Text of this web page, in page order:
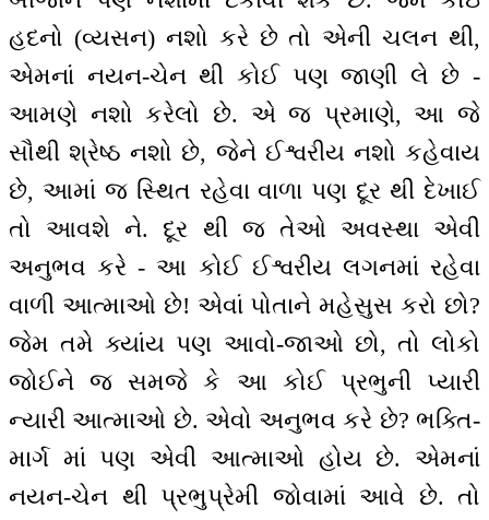
હદનો (વ્યસન) નશો કરે છે તો એની ચલન થી,
એમનાં નયન-ચેન થી કોઈ પણ જાણી લે છે -
આમણે નશો કરેલો છે. એ જ પ્રમાણે, આ જે
સૌથી શ્રેષ્ઠ નશો છે, જેને ઈશ્વરીય નશો કહેવાય
છે, આમાં જ સ્થિત રહેવા વાળા પણ દૂર થી દેખાઈ
તો આવશે ને. દૂર થી જ તેઓ અવસ્થા એવી
અનુભવ કરે - આ કોઈ ઈશ્વરીય લગનમાં રહેવા
વાળી આત્માઓ છે! એવાં પોતાને મહેસુસ કરો છો?
જેમ તમે ક્યાંય પણ આવો-જાઓ છો, તો લોકો
જોઈને જ સમજે કે આ કોઈ પ્રભુની પ્યારી
ન્યારી આત્માઓ છે. એવો અનુભવ કરે છે? ભક્તિ-
માર્ગ માં પણ એવી આત્માઓ હોય છે. એમનાં
નયન-ચેન થી પ્રભુપ્રેમી જોવામાં આવે છે. તો